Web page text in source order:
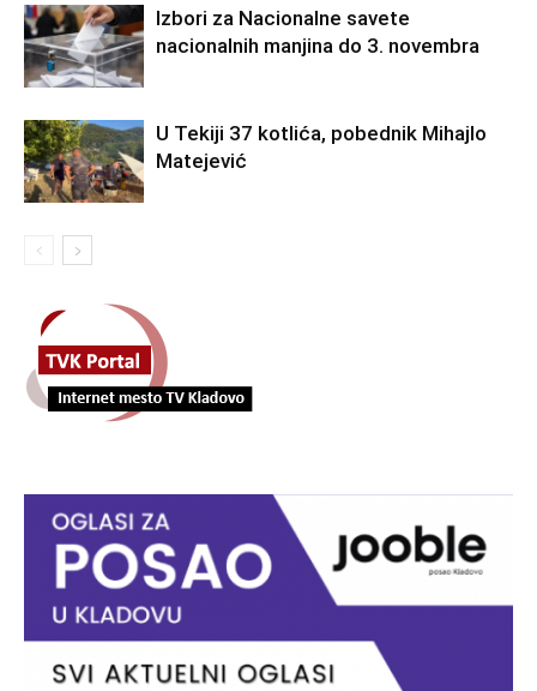
Izbori za Nacionalne savete
nacionalnih manjina do 3. novembra
U Tekiji 37 kotlića, pobednik Mihajlo
Matejević